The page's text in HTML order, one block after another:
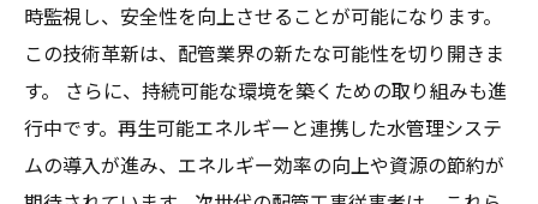
時監視し、安全性を向上させることが可能になります。
この技術革新は、配管業界の新たな可能性を切り開きま
す。 さらに、持続可能な環境を築くための取り組みも進
行中です。再生可能エネルギーと連携した水管理システ
ムの導入が進み、エネルギー効率の向上や資源の節約が